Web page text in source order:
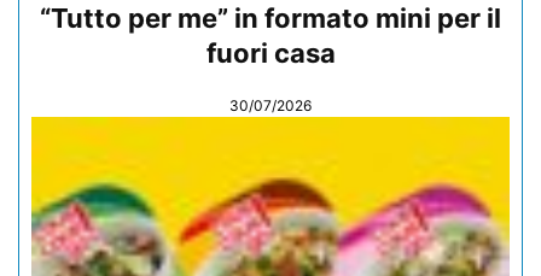
“Tutto per me” in formato mini per il
fuori casa
30/07/2026